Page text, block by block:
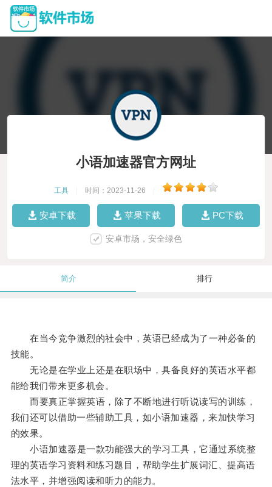
小语加速器官方网址
工具 时间：2023-11-26
安卓下载 苹果下载 PC下载
安卓市场，安全绿色
简介 排行
在当今竞争激烈的社会中，英语已经成为了一种必备的
技能。
无论是在学业上还是在职场中，具备良好的英语水平都
能给我们带来更多机会。
而要真正掌握英语，除了不断地进行听说读写的训练，
我们还可以借助一些辅助工具，如小语加速器，来加快学习
的效果。
小语加速器是一款功能强大的学习工具，它通过系统整
理的英语学习资料和练习题目，帮助学生扩展词汇、提高语
法水平，并增强阅读和听力的能力。